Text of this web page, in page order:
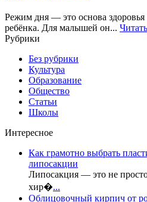
Режим дня — это основа здоровья
ребёнка. Для малышей он...
Рубрики
Без рубрики
Культура
Образование
Общество
Статьи
Школы
Интересное
Как грамотно выбрать
липосакции
Липосакция — это не
хир�...
Облицовочный кирпич от